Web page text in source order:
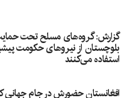
گزارش: گروه‌های مسلح تحت
بلوچستان از نیروهای حکومت
استفاده می‌کنند